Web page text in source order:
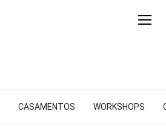
CASAMENTOS WORKSHOPS